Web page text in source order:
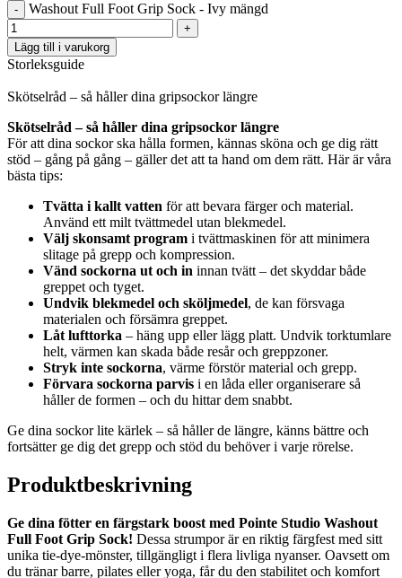
Washout Full Foot Grip Sock - Ivy mängd
Lägg till i varukorg
Storleksguide
Skötselråd – så håller dina gripsockor längre
Skötselråd – så håller dina gripsockor längre
För att dina sockor ska hålla formen, kännas sköna och ge dig rätt
stöd – gång på gång – gäller det att ta hand om dem rätt. Här är våra
bästa tips:
Tvätta i kallt vatten för att bevara färger och material.
Använd ett milt tvättmedel utan blekmedel.
Välj skonsamt program i tvättmaskinen för att minimera
slitage på grepp och kompression.
Vänd sockorna ut och in innan tvätt – det skyddar både
greppet och tyget.
Undvik blekmedel och sköljmedel, de kan försvaga
materialen och försämra greppet.
Låt lufttorka – häng upp eller lägg platt. Undvik torktumlare
helt, värmen kan skada både resår och greppzoner.
Stryk inte sockorna, värme förstör material och grepp.
Förvara sockorna parvis i en låda eller organiserare så
håller de formen – och du hittar dem snabbt.
Ge dina sockor lite kärlek – så håller de längre, känns bättre och
fortsätter ge dig det grepp och stöd du behöver i varje rörelse.
Produktbeskrivning
Ge dina fötter en färgstark boost med Pointe Studio Washout
Full Foot Grip Sock! Dessa strumpor är en riktig färgfest med sitt
unika tie-dye-mönster, tillgängligt i flera livliga nyanser. Oavsett om
du tränar barre, pilates eller yoga, får du den stabilitet och komfort